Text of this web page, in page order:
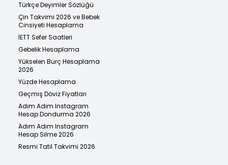
Türkçe Deyimler Sözlüğü
Çin Takvimi 2026 ve Bebek
Cinsiyeti Hesaplama
İETT Sefer Saatleri
Gebelik Hesaplama
Yükselen Burç Hesaplama
2026
Yüzde Hesaplama
Geçmiş Döviz Fiyatları
Adım Adım Instagram
Hesap Dondurma 2026
Adım Adım Instagram
Hesap Silme 2026
Resmi Tatil Takvimi 2026